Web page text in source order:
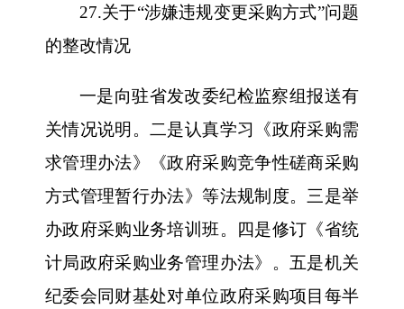
27.关于“涉嫌违规变更采购方式”问题
的整改情况
一是向驻省发改委纪检监察组报送有
关情况说明。二是认真学习《政府采购需
求管理办法》《政府采购竞争性磋商采购
方式管理暂行办法》等法规制度。三是举
办政府采购业务培训班。四是修订《省统
计局政府采购业务管理办法》。五是机关
纪委会同财基处对单位政府采购项目每半